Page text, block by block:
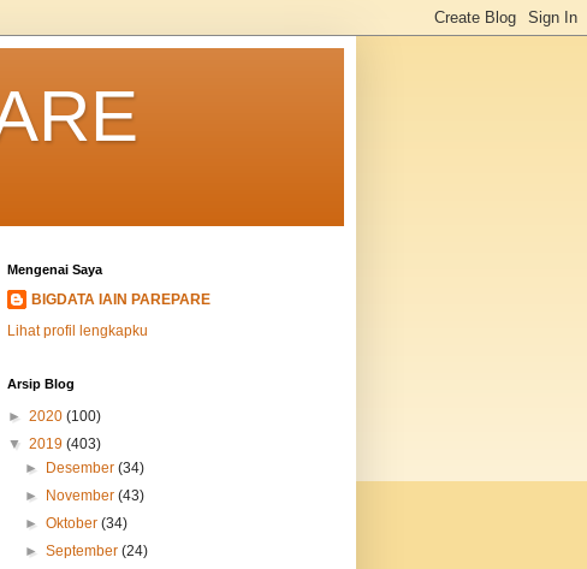
Mengenai Saya
BIGDATA IAIN PAREPARE
Lihat profil lengkapku
Arsip Blog
► 2020 (100)
▼ 2019 (403)
►
Desember(34)
►
November(43)
►Oktober(34)
►September(24)